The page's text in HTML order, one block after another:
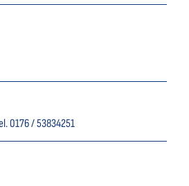
0176 / 53834251